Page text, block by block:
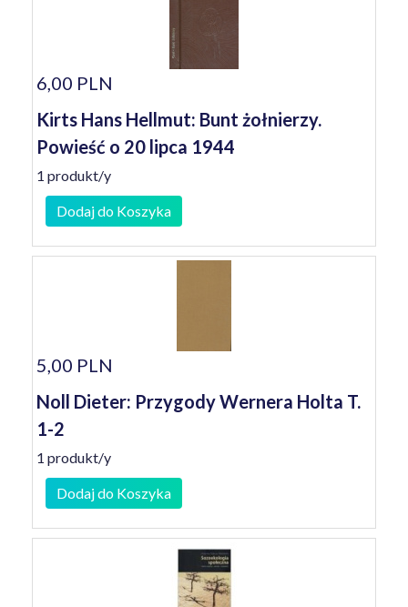
6,00 PLN
Kirts Hans Hellmut: Bunt żołnierzy.
Powieść o 20 lipca 1944
1 produkt/y
Dodaj do Koszyka
5,00 PLN
Noll Dieter: Przygody Wernera Holta T.
1-2
1 produkt/y
Dodaj do Koszyka